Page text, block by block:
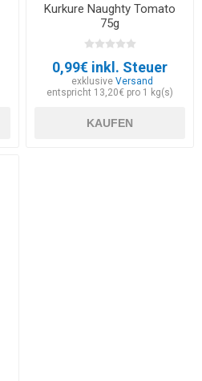
Kurkure Naughty Tomato
75g
0,99€ inkl. Steuer
exklusive Versand
entspricht 13,20€ pro 1 kg(s)
KAUFEN